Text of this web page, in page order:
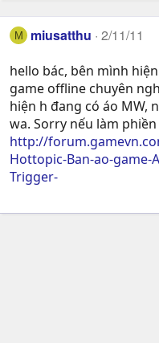
M miusatthu 2/11/11
hello bác, bên mình
game offline chuyên
hiện h đang có áo MW,
wa. Sorry nếu làm phiền
http://
Hottopic-Ban-ao-game-
Trigger-